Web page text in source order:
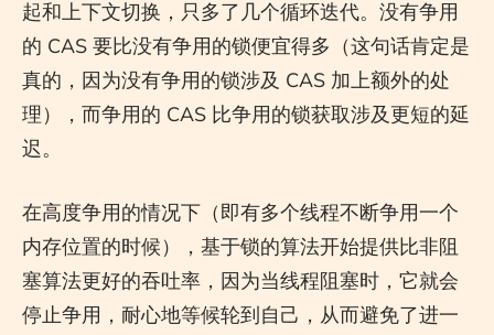
起和上下文切换，只多了几个循环迭代。没有争用
的 CAS 要比没有争用的锁便宜得多（这句话肯定是
真的，因为没有争用的锁涉及 CAS 加上额外的处
理），而争用的 CAS 比争用的锁获取涉及更短的延
迟。
在高度争用的情况下（即有多个线程不断争用一个
内存位置的时候），基于锁的算法开始提供比非阻
塞算法更好的吞吐率，因为当线程阻塞时，它就会
停止争用，耐心地等候轮到自己，从而避免了进一